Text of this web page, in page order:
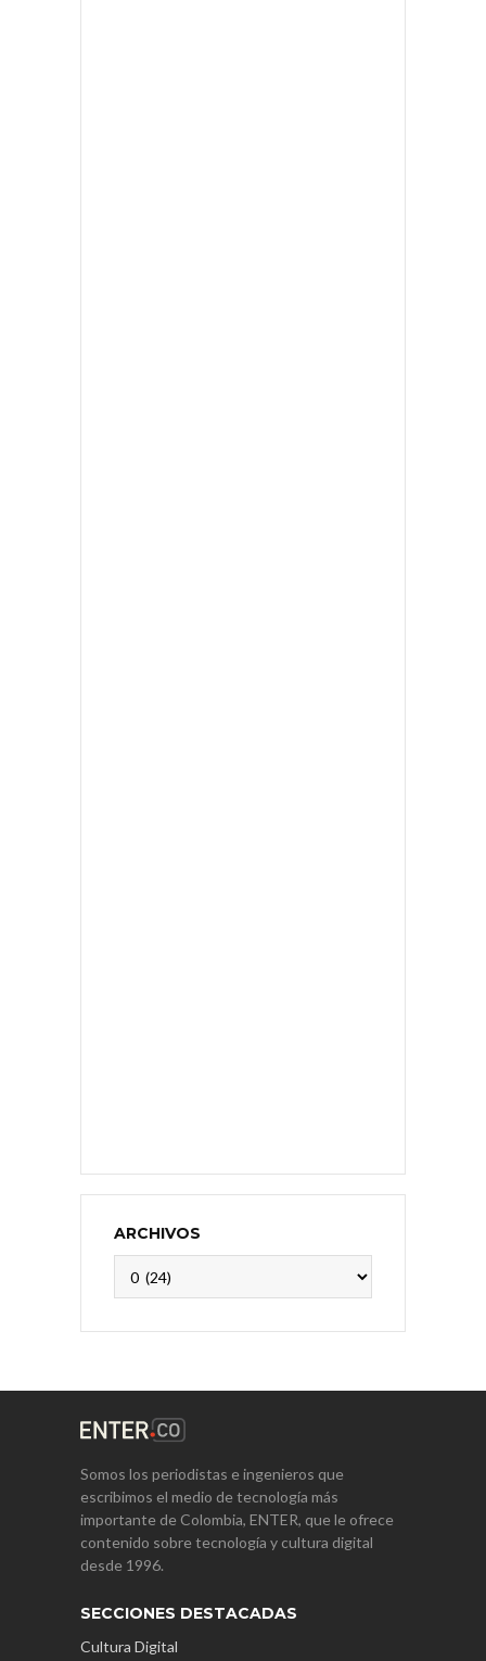
ARCHIVOS
Somos los periodistas e ingenieros que
escribimos el medio de tecnología más
importante de Colombia, ENTER, que le ofrece
contenido sobre tecnología y cultura digital
desde 1996.
SECCIONES DESTACADAS
Cultura Digital